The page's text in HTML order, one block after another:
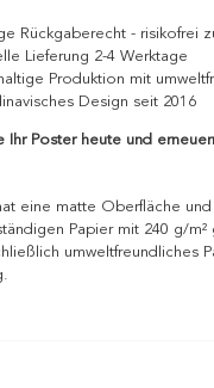
Rückgaberecht - risikofrei
Lieferung 2-4 Werktage
Produktion mit
Design seit 2016
Ihr Poster heute und
eine matte Oberfläche
Papier mit 240 g/
umweltfreundliches